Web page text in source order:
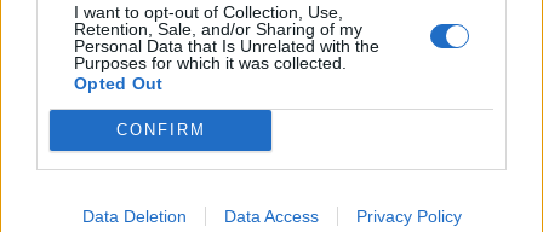
I want to opt-out of Collection, Use,
Retention, Sale, and/or Sharing of my
Personal Data that Is Unrelated with the
Purposes for which it was collected.
Opted Out
CONFIRM
Data Deletion Data Access Privacy Policy
4